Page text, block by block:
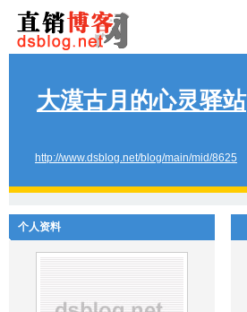
大漠古月的心灵驿站
http://www.dsblog.net/blog/main/mid/8625
个人资料